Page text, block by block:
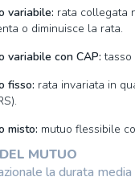
variabile: rata collegata
o diminuisce la rata.
variabile con CAP: tasso
fisso: rata invariata in
misto: mutuo flessibile
MUTUO
la durata